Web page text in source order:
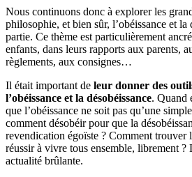
Nous continuons donc à explorer les
philosophie, et bien sûr, l’obéissance et la
partie. Ce thème est particulièrement
enfants, dans leurs rapports aux parents,
règlements, aux consignes…
Il était important de leur donner des
l’obéissance et la désobéissance. Quand
que l’obéissance ne soit pas qu’une
comment désobéir pour que la
revendication égoïste ? Comment trouver
réussir à vivre tous ensemble, librement ?
actualité brûlante.